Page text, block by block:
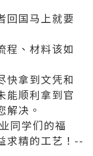
回国马上就要
程、材料该如
快拿到文凭和
能顺利拿到官
解决。
同学们的福
求精的工艺！--